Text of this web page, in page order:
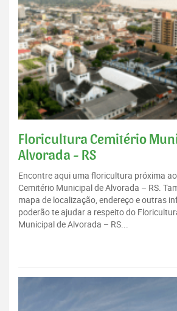
Floricultura Cemitério
Alvorada - RS
Encontre aqui uma floricultura próxima
Cemitério Municipal de Alvorada – RS.
mapa de localização, endereço e outras
poderão te ajudar a respeito do
Municipal de Alvorada – RS...